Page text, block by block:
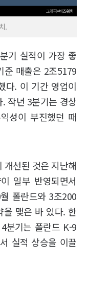
.
기 실적이 가장 좋
준 매출은 2조5179
다. 이 기간 영업이
작년 3분기는 경상
성이 부진했던 때
개선된 것은 지난해
일부 반영되면서
폴란드와 3조200
을 맺은 바 있다. 한
분기는 폴란드 K-9
실적 상승을 이끌